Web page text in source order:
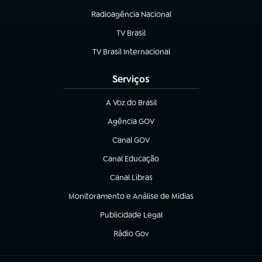
Radioagência Nacional
(abre em nova aba)
TV Brasil
(abre em nova aba)
TV Brasil Internacional
(abre em nova aba)
Serviços
A Voz do Brasil
(abre em nova aba)
Agência GOV
(abre em nova aba)
Canal GOV
(abre em nova aba)
Canal Educação
(abre em nova aba)
Canal Libras
(abre em nova aba)
Monitoramento e Análise de Mídias
(abre em nova aba)
Publicidade Legal
(abre em nova aba)
Rádio Gov
(abre em nova aba)